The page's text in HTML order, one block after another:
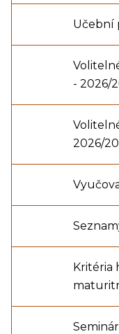
Učební
- 2026/
2026/
Kritéria